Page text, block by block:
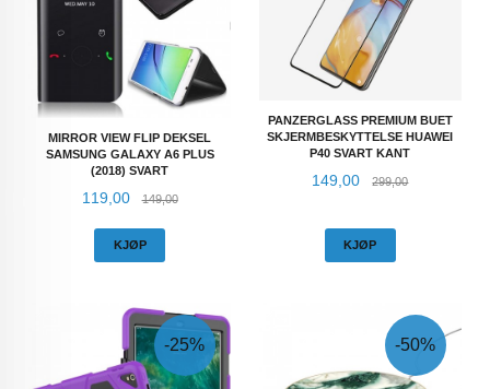
MIRROR VIEW FLIP DEKSEL
SAMSUNG GALAXY A6 PLUS
(2018) SVART
Tilbud
119,00 149,00Rabatt
KJØP
PANZERGLASS PREMIUM BUET
SKJERMBESKYTTELSE HUAWEI
P40 SVART KANT
Tilbud
149,00 299,00Rabatt
KJØP
-25% -50%